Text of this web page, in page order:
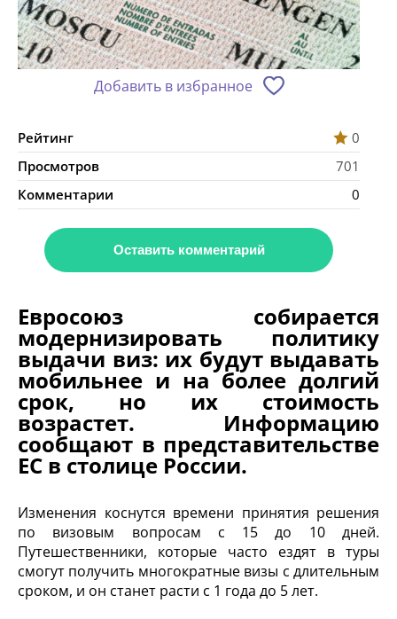
Добавить в избранное
Рейтинг
0
Просмотров
701
Комментарии
0
Оставить комментарий
Евросоюз собирается
модернизировать политику
выдачи виз: их будут выдавать
мобильнее и на более долгий
срок, но их стоимость
возрастет. Информацию
сообщают в представительстве
ЕС в столице России.
Изменения коснутся времени принятия решения
по визовым вопросам с 15 до 10 дней.
Путешественники, которые часто ездят в туры
смогут получить многократные визы с длительным
сроком, и он станет расти с 1 года до 5 лет.